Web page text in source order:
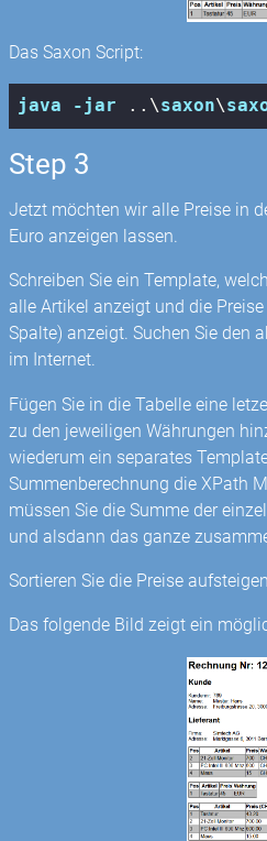
Das Saxon Script:
java -jar ..\saxon\
Step 3
Jetzt möchten wir alle Preise in
Euro anzeigen lassen.
Schreiben Sie ein Template,
alle Artikel anzeigt und die
Spalte) anzeigt. Suchen Sie den
im Internet.
Fügen Sie in die Tabelle eine
zu den jeweiligen Währungen
wiederum ein separates
Summenberechnung die XPath
müssen Sie die Summe der
und alsdann das ganze
Sortieren Sie die Preise
Das folgende Bild zeigt ein